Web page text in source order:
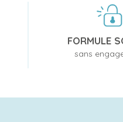
FORMULE
sans